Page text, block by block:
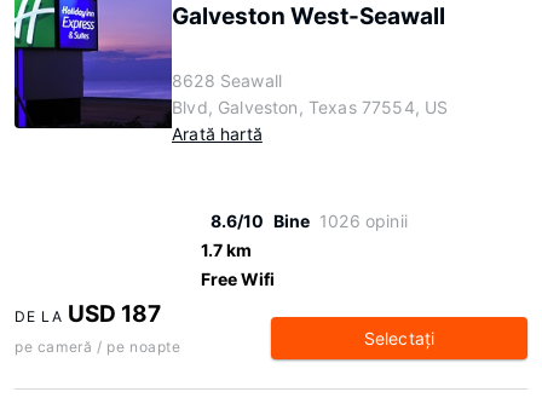
Galveston West-Seawall
8628 Seawall
Blvd, Galveston, Texas 77554, US
Arată hartă
8.6/10 Bine 1026 opinii
1.7 km
Free Wifi
DE LA USD 187
pe cameră / pe noapte Selectaţi